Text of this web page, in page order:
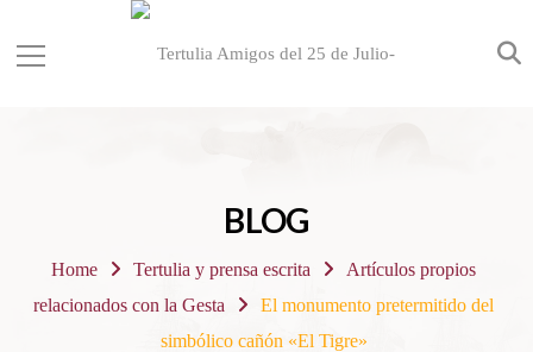
BLOG
Home Tertulia y prensa escrita
Artículos propios
relacionados con la Gesta
El monumento pretermitido del
simbólico cañón «El Tigre»